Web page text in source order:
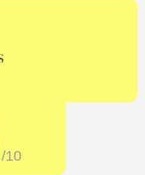
/10